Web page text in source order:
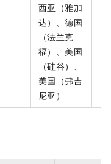
西亚（雅加
达）、德国
（法兰克
福）、美国
（硅谷）、
美国（弗吉
尼亚）